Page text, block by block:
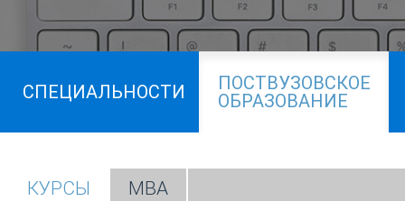
СПЕЦИАЛЬНОСТИ
ПОСТВУЗОВСКОЕ
ОБРАЗОВАНИЕ
КУРСЫ МВА